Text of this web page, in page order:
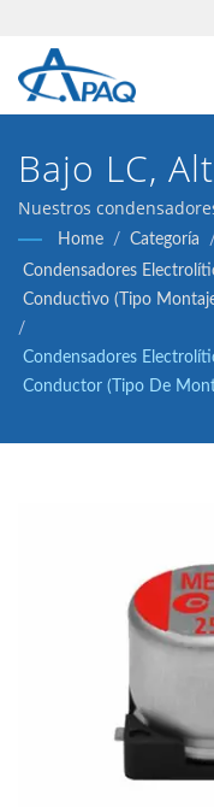
Bajo LC,
Fiabilidad
Nuestros
de polímero conductor
en superficie) están
convertidores DC-DC,
desacoplamiento.
Home / Categoría
/
Condensadores
Conductivo (Tipo
/
Condensadores
Conductor (tipo De